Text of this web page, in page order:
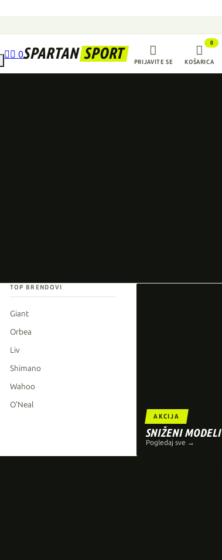
SPARTAN SPORT 
PRIJAVITE SE

KOŠARICA
0
 0
TOP BRENDOVI
Giant
Orbea
Liv
Shimano
Wahoo
O'Neal
AKCIJA
SNIŽENI MODELI
Pogledaj sve →